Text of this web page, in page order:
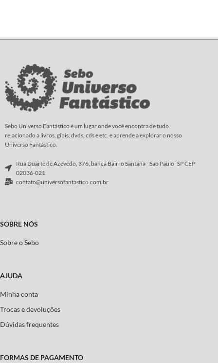
Sebo Universo Fantástico é um lugar onde você encontra de tudo
relacionado a livros, gibis, dvds, cds e etc. e aprende a explorar o nosso
Universo Fantástico.
Rua Duarte de Azevedo, 376, banca Bairro Santana - São Paulo -SP CEP
02036-021
contato@universofantastico.com.br
SOBRE NÓS
Sobre o Sebo
AJUDA
Minha conta
Trocas e devoluções
Dúvidas frequentes
FORMAS DE PAGAMENTO